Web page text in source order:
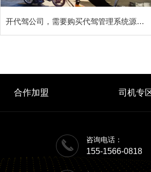
开代驾公司，需要购买代驾管理系统源代码吗？
合作加盟 司机专
咨询电话：
155-1566-0818